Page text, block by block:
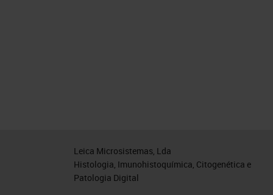
Leica Microsistemas, Lda
Histologia, Imunohistoquímica, Citogenética e
Patologia Digital